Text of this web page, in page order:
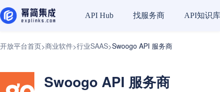
API Hub 找服务商 API知识库
开放平台首页>商业软件>行业SAAS>Swoogo API 服务商
Swoogo API 服务商